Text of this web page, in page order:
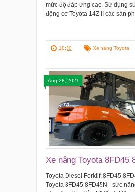
mức độ đáp ứng cao. Sử dụng
động cơ Toyota 14Z-II các sản
18:30 Xe nâng Toyota
Xe nâng Toyota 8FD45
Toyota Diesel Forklift 8FD45
Toyota 8FD45 8FD45N - sức
Aug 28, 2021